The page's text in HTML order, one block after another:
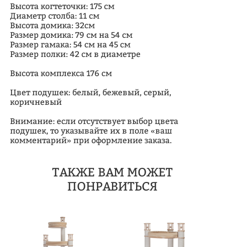
Высота когтеточки: 175 см
Диаметр столба: 11 см
Высота домика: 32см
Размер домика: 79 см на 54 см
Размер гамака: 54 см на 45 см
Размер полки: 42 см в диаметре
Высота комплекса 176 см
Цвет подушек: белый, бежевый, серый,
коричневый
Внимание: если отсутствует выбор цвета
подушек, то указывайте их в поле «ваш
комментарий» при оформление заказа.
ТАКЖЕ ВАМ МОЖЕТ
ПОНРАВИТЬСЯ